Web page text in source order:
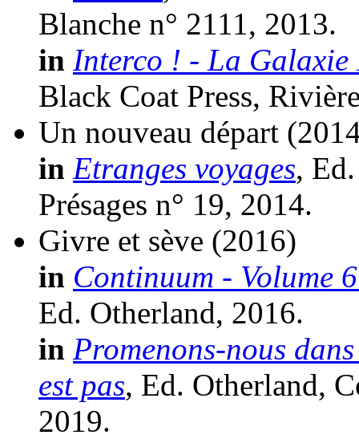
Blanche n° 2111, 2013.
in Interco ! - La Galaxie
Black Coat Press,
Un nouveau départ
in Etranges voyages,
Présages n° 19, 2014.
Givre et sève (2016)
in Continuum - Volume
Ed. Otherland, 2016.
in Promenons-nous
est pas, Ed. Otherland,
2019.